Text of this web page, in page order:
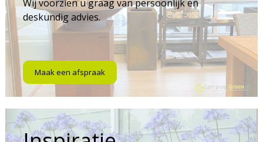
Wij voorzien u graag van persoonlijk en
deskundig advies.
Maak een afspraak